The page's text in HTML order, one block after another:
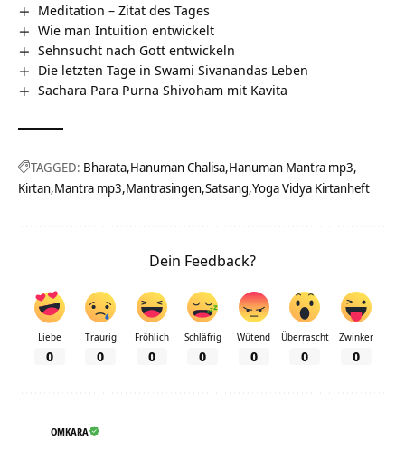
Meditation – Zitat des Tages
Wie man Intuition entwickelt
Sehnsucht nach Gott entwickeln
Die letzten Tage in Swami Sivanandas Leben
Sachara Para Purna Shivoham mit Kavita
TAGGED: Bharata Hanuman Chalisa Hanuman Mantra mp3
Kirtan Mantra mp3 Mantrasingen Satsang Yoga Vidya Kirtanheft
Dein Feedback?
Liebe
0
Traurig
0
Fröhlich
0
Schläfrig
0
Wütend
0
Überrascht
0
Zwinker
0
OMKARA